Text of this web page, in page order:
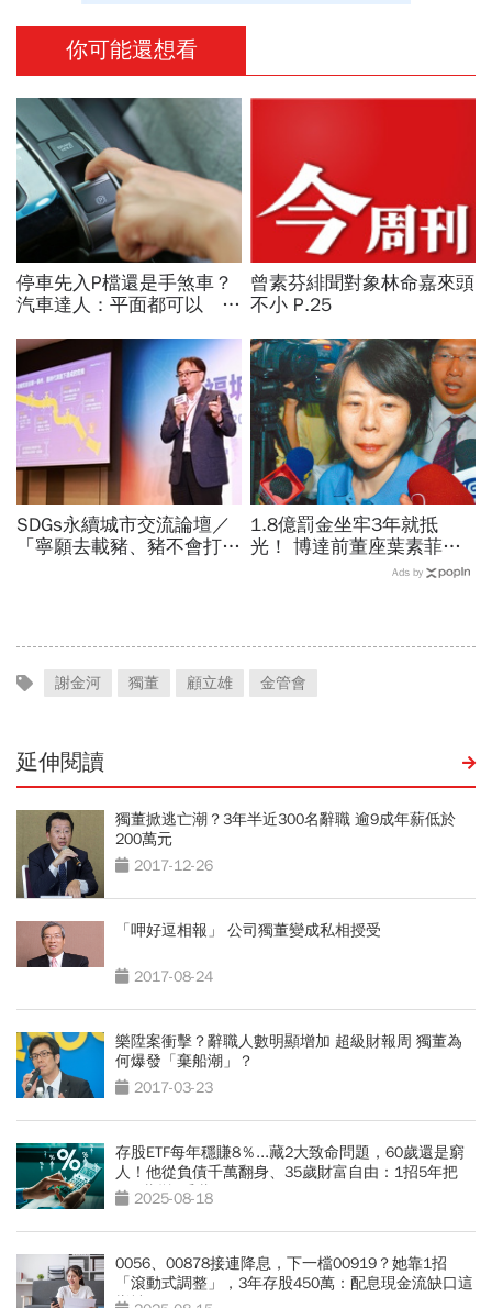
你可能還想看
停車先入P檔還是手煞車？
汽車達人：平面都可以 斜
曾素芬緋聞對象林命嘉來頭
不小 P.25
SDGs永續城市交流論壇／
「寧願去載豬、豬不會打
1.8億罰金坐牢3年就抵
光！ 博達前董座葉素菲今
Ads by
謝金河 獨董 顧立雄 金管會
延伸閱讀
獨董掀逃亡潮？3年半近300名辭職 逾9成年薪低於
200萬元
2017-12-26
「呷好逗相報」 公司獨董變成私相授受
2017-08-24
樂陞案衝擊？辭職人數明顯增加 超級財報周 獨董為
何爆發「棄船潮」？
2017-03-23
存股ETF每年穩賺8％...藏2大致命問題，60歲還是窮
人！他從負債千萬翻身、35歲財富自由：1招5年把
100萬變1千萬
2025-08-18
0056、00878接連降息，下一檔00919？她靠1招
「滾動式調整」，3年存股450萬：配息現金流缺口這
樣補